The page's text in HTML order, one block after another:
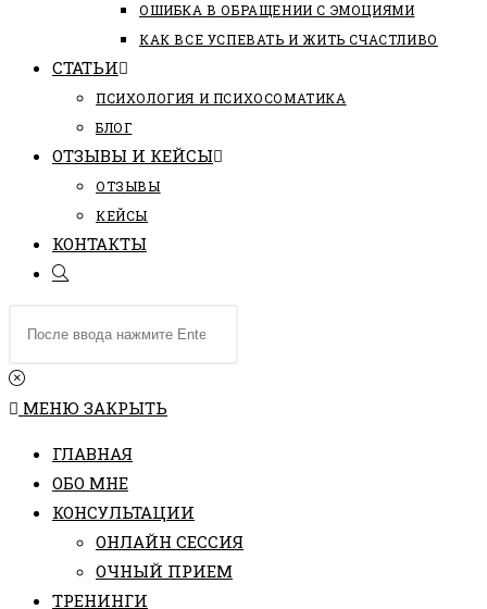
ОШИБКА В ОБРАЩЕНИИ С ЭМОЦИЯМИ
КАК ВСЕ УСПЕВАТЬ И ЖИТЬ СЧАСТЛИВО
СТАТЬИ
ПCИХОЛОГИЯ И ПСИХОСОМАТИКА
БЛОГ
ОТЗЫВЫ И КЕЙСЫ
ОТЗЫВЫ
КЕЙСЫ
КОНТАКТЫ
ПЕРЕКЛЮЧИТЬ
ПО
сайте
МЕНЮ ЗАКРЫТЬ
ГЛАВНАЯ
ОБО МНЕ
КОНСУЛЬТАЦИИ
ОНЛАЙН СЕССИЯ
ОЧНЫЙ ПРИЕМ
ТРЕНИНГИ